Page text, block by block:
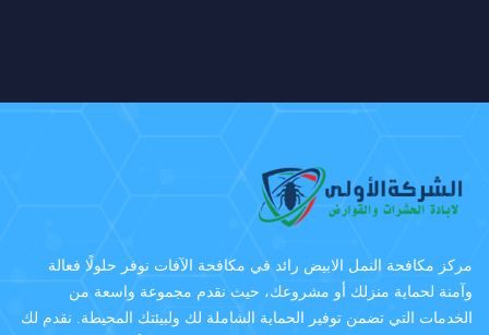
مركز مكافحة النمل الابيض رائد في مكافحة الآفات نوفر حلولًا فعالة
وآمنة لحماية منزلك أو مشروعك، حيث نقدم مجموعة واسعة من
الخدمات التي تضمن توفير الحماية الشاملة لك ولبيئتك المحيطة. نقدم لك